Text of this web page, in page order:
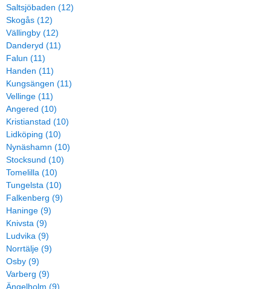
Saltsjöbaden (12)
Skogås (12)
Vällingby (12)
Danderyd (11)
Falun (11)
Handen (11)
Kungsängen (11)
Vellinge (11)
Angered (10)
Kristianstad (10)
Lidköping (10)
Nynäshamn (10)
Stocksund (10)
Tomelilla (10)
Tungelsta (10)
Falkenberg (9)
Haninge (9)
Knivsta (9)
Ludvika (9)
Norrtälje (9)
Osby (9)
Varberg (9)
Ängelholm (9)